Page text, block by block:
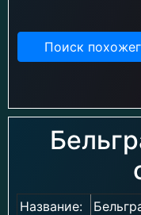
Поиск
Название: